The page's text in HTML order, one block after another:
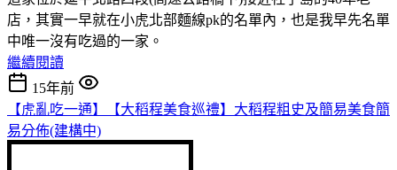
店，其實一早就在小虎北部麵線pk的名單內，也是我早先名單
中唯一沒有吃過的一家。
繼續閱讀
15年前
【虎亂吃一通】【大稻程美食巡禮】大稻程粗史及簡易美食簡
易分佈(建構中)